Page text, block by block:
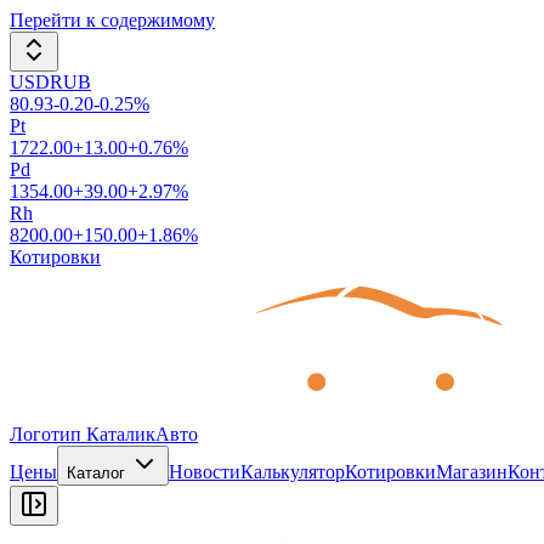
Перейти к содержимому
USDRUB
80.93-0.20-0.25%
Pt
1722.00+13.00+0.76%
Pd
1354.00+39.00+2.97%
Rh
8200.00+150.00+1.86%
Котировки
Логотип КаталикАвто
Цены
Каталог НовостиКалькуляторКотировкиМагазин